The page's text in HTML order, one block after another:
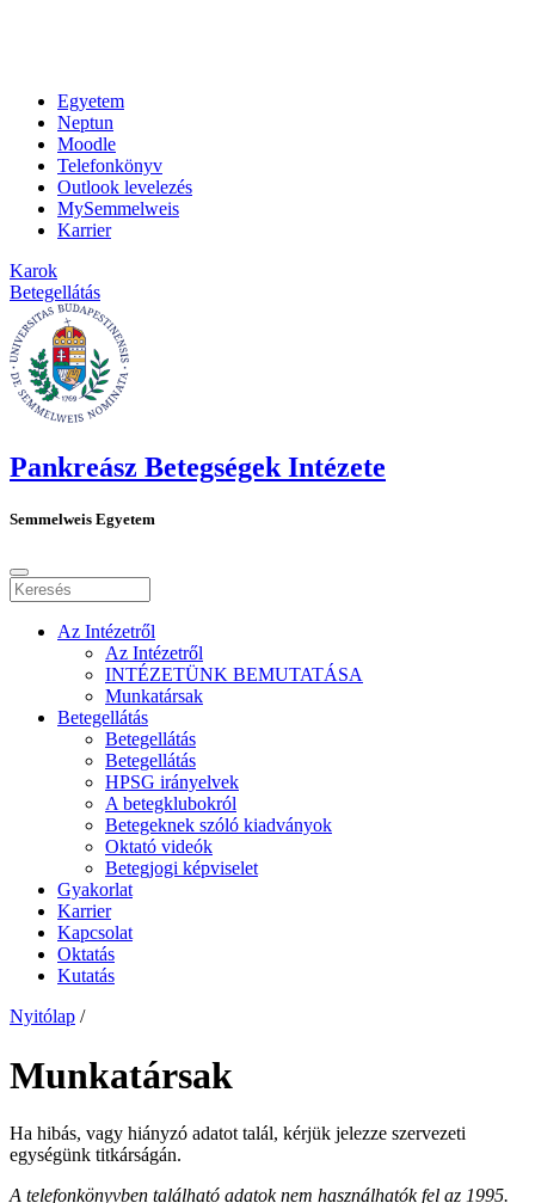
Egyetem
Neptun
Moodle
Telefonkönyv
Outlook levelezés
MySemmelweis
Karrier
Karok
Betegellátás
Pankreász Betegségek Intézete
Semmelweis Egyetem
Az Intézetről
Az Intézetről
INTÉZETÜNK BEMUTATÁSA
Munkatársak
Betegellátás
Betegellátás
Betegellátás
HPSG irányelvek
A betegklubokról
Betegeknek szóló kiadványok
Oktató videók
Betegjogi képviselet
Gyakorlat
Karrier
Kapcsolat
Oktatás
Kutatás
Nyitólap /
Munkatársak
Ha hibás, vagy hiányzó adatot talál, kérjük jelezze szervezeti
egységünk titkárságán.
A telefonkönyvben található adatok nem használhatók fel az 1995.